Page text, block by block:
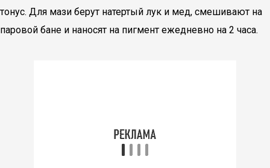
тонус. Для мази берут натертый лук и мед, смешивают на
паровой бане и наносят на пигмент ежедневно на 2 часа.